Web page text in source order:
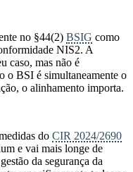
no §44(2) BSIG como
NIS2. A
caso, mas não é
o BSI é simultaneamente o
o alinhamento importa.
do CIR 2024/2690
e vai mais longe de
da segurança da